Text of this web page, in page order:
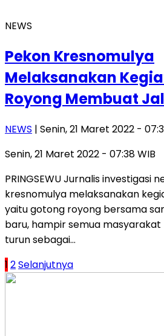
NEWS
Pekon Kresnomulya
Melaksanakan
Royong Membuat
NEWS | Senin, 21 Maret 2022 -
Senin, 21 Maret 2022 - 07:38 WIB
PRINGSEWU Jurnalis investigasi
kresnomulya melaksanakan
yaitu gotong royong bersama
baru, hampir semua
turun sebagai…
Paginasi
pos
1 2Selanjutnya